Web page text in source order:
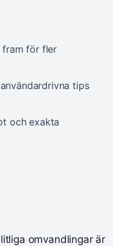
fram för fler
tips
och exakta
omvandlingar är